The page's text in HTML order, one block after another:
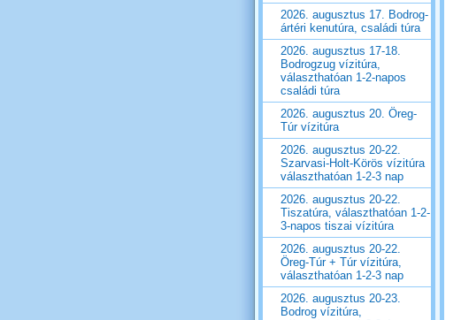
2026. augusztus 17. Bodrog-
ártéri kenutúra, családi túra
2026. augusztus 17-18.
Bodrogzug vízitúra,
választhatóan 1-2-napos
családi túra
2026. augusztus 20. Öreg-
Túr vízitúra
2026. augusztus 20-22.
Szarvasi-Holt-Körös vízitúra
választhatóan 1-2-3 nap
2026. augusztus 20-22.
Tiszatúra, választhatóan 1-2-
3-napos tiszai vízitúra
2026. augusztus 20-22.
Öreg-Túr + Túr vízitúra,
választhatóan 1-2-3 nap
2026. augusztus 20-23.
Bodrog vízitúra,